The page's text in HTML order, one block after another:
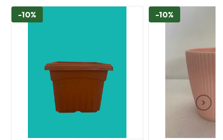
-10% -10%